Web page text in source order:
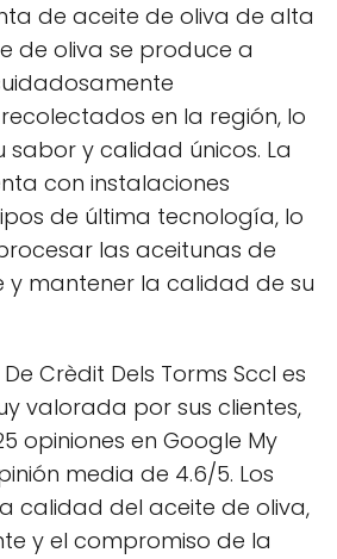
de aceite de oliva de alta
de oliva se produce a
en la región, lo
y calidad únicos. La
con instalaciones
de última tecnología, lo
las aceitunas de
y mantener la calidad de su
Crèdit Dels Torms Sccl es
valorada por sus clientes,
opiniones en Google My
media de 4.6/5. Los
calidad del aceite de oliva,
y el compromiso de la